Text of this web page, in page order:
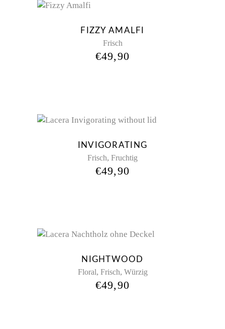
FIZZY AMALFI
Frisch
€49,90
INVIGORATING
Frisch, Fruchtig
€49,90
NIGHTWOOD
Floral, Frisch, Würzig
€49,90